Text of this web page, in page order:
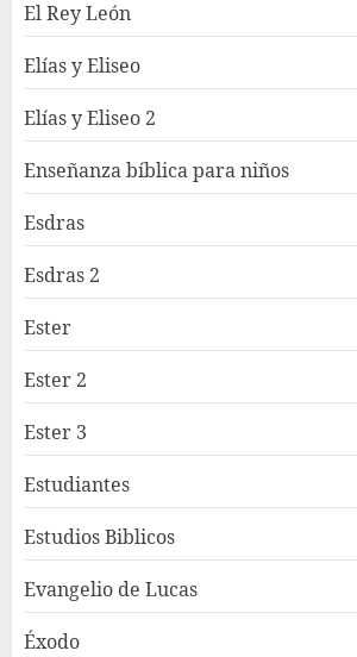
El Rey León
Elías y Eliseo
Elías y Eliseo 2
Enseñanza bíblica para niños
Esdras
Esdras 2
Ester
Ester 2
Ester 3
Estudiantes
Estudios Biblicos
Evangelio de Lucas
Éxodo